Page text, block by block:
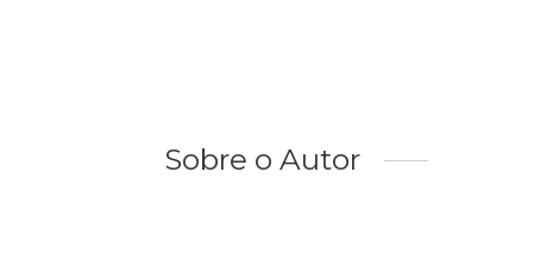
Sobre o Autor